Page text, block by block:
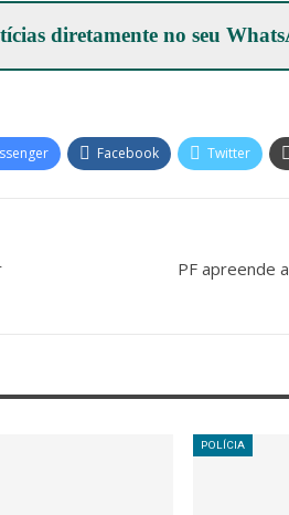
diretamente no seu
Facebook Twitter
PF apreende
POLÍCIA